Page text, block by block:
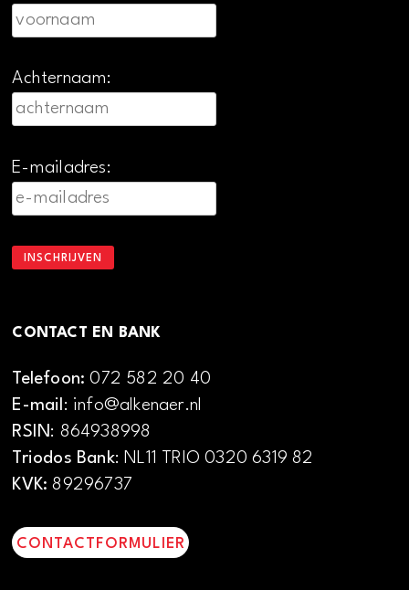
Achternaam:
E-mailadres:
CONTACT EN BANK
Telefoon:072 582 20 40
E-mail : info@alkenaer.nl
RSIN : 864938998
Triodos Bank: NL11 TRIO 0320 6319 82
KVK: 89296737
CONTACTFORMULIER